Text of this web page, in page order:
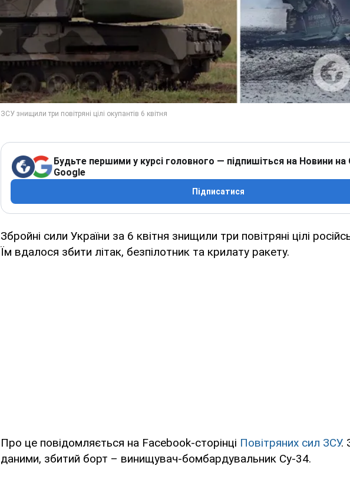
Будьте першими у курсі головного — підпишіться на Новини на
Google
Підписатися
Збройні сили України за 6 квітня знищили три повітряні цілі
Їм вдалося збити літак, безпілотник та крилату ракету.
Про це повідомляється на Facebook-сторінці Повітряних сил ЗСУ.
даними, збитий борт – винищувач-бомбардувальник Су-34.